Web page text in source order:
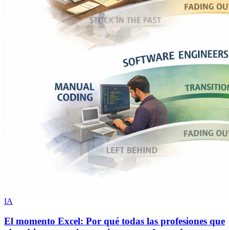
IA
El momento Excel: Por qué todas las profesiones que